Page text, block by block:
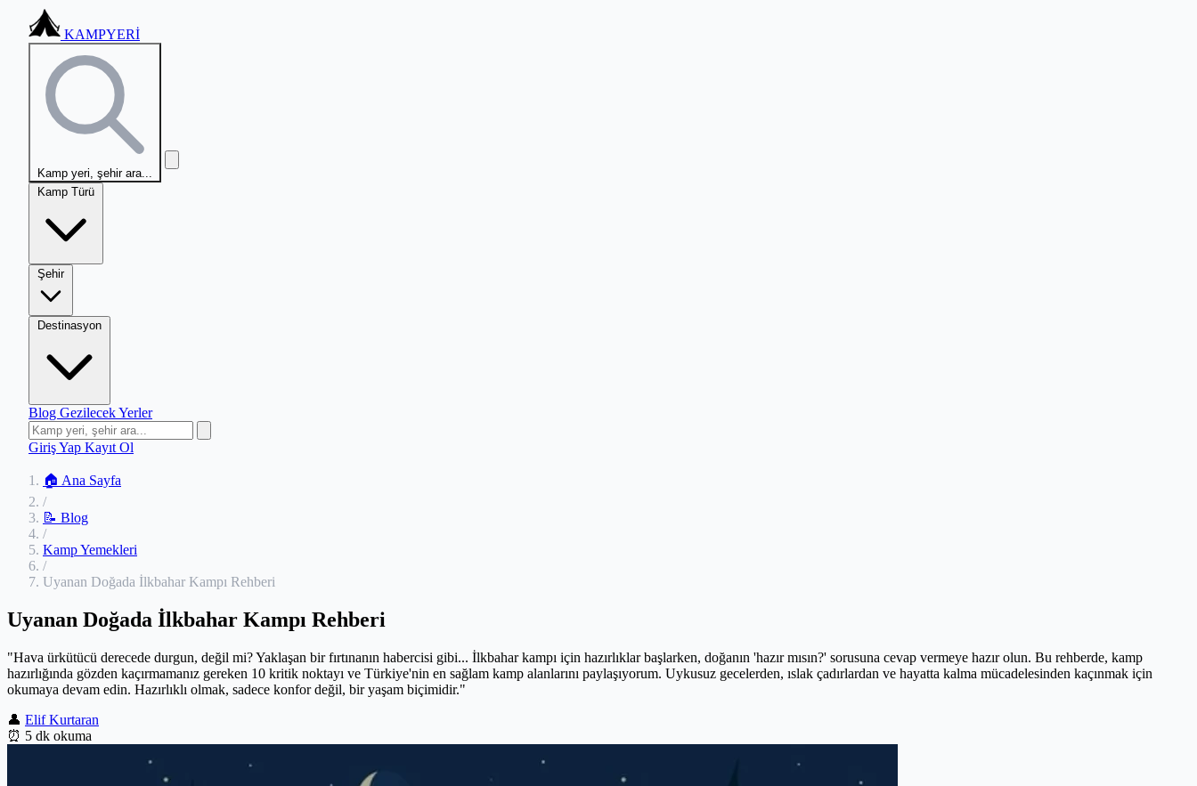
KAMPYERİ
Kamp yeri, şehir ara...
Kamp Türü
Şehir
Destinasyon
Blog Gezilecek Yerler
Giriş Yap Kayıt Ol
🏠 Ana Sayfa
/
📝 Blog
/
Kamp Yemekleri
/
Uyanan Doğada İlkbahar Kampı Rehberi
Uyanan Doğada İlkbahar Kampı Rehberi
"Hava ürkütücü derecede durgun, değil mi? Yaklaşan bir fırtınanın habercisi gibi... İlkbahar kampı için hazırlıklar başlarken, doğanın 'hazır mısın?' sorusuna cevap vermeye hazır olun. Bu rehberde, kamp
hazırlığında gözden kaçırmamanız gereken 10 kritik noktayı ve Türkiye'nin en sağlam kamp alanlarını paylaşıyorum. Uykusuz gecelerden, ıslak çadırlardan ve hayatta kalma mücadelesinden kaçınmak için
okumaya devam edin. Hazırlıklı olmak, sadece konfor değil, bir yaşam biçimidir."
👤 Elif Kurtaran
⏰ 5 dk okuma